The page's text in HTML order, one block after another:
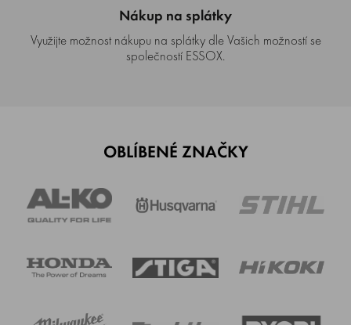
Nákup na splátky
Využijte možnost nákupu na splátky dle Vašich možností se
společností ESSOX.
OBLÍBENÉ ZNAČKY